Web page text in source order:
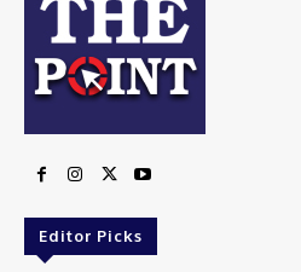
Editor Picks